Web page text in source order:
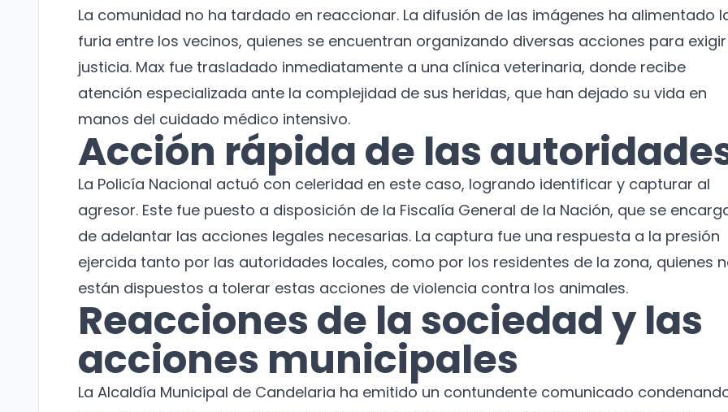
La comunidad no ha tardado en reaccionar. La difusión de las imágenes ha alimentado
furia entre los vecinos, quienes se encuentran organizando diversas acciones para exigir
justicia. Max fue trasladado inmediatamente a una clínica veterinaria, donde recibe
atención especializada ante la complejidad de sus heridas, que han dejado su vida en
manos del cuidado médico intensivo.
Acción rápida de las
La Policía Nacional actuó con celeridad en este caso, logrando identificar y capturar al
agresor. Este fue puesto a disposición de la Fiscalía General de la Nación, que se
de adelantar las acciones legales necesarias. La captura fue una respuesta a la presión
ejercida tanto por las autoridades locales, como por los residentes de la zona, quienes
están dispuestos a tolerar estas acciones de violencia contra los animales.
Reacciones de la sociedad y las
acciones municipales
La Alcaldía Municipal de Candelaria ha emitido un contundente comunicado
¡No te pierdas nuestras
novedades!
Suscríbete a nuestro boletín para recibir
noticias y actualizaciones.